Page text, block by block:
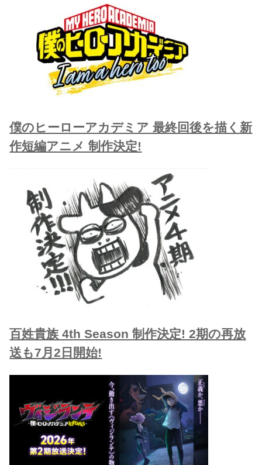
僕のヒーローアカデミア 最終回後を描く新
作短編アニメ 制作決定!
百姓貴族 4th Season 制作決定! 2期の再放
送も7月2日開始!